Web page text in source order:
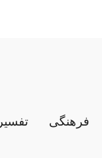
فرهنگی تفسیر